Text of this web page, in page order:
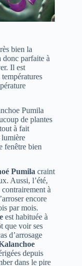
bien la
donc parfaite à
Il est
Pumila
de plantes
à fait
fenêtre bien
Pumila craint
Aussi, l’été,
à
encore
par mois.
est habituée à
que voir ses
d’arrosage
depuis
dans le pire